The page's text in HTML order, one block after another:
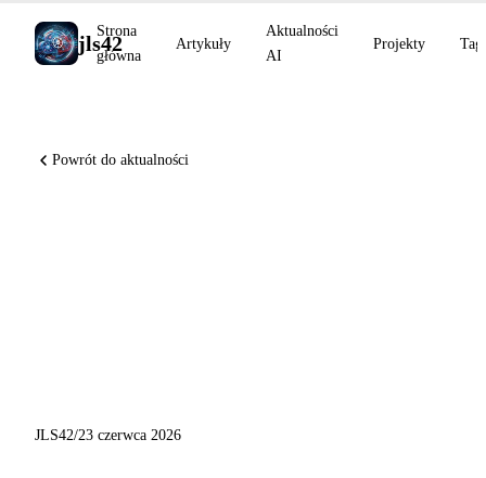
jls42
Strona
główna
Artykuły
Aktualności
AI
Projekty Tagi
Powrót do aktualności
JLS42/23 czerwca 2026